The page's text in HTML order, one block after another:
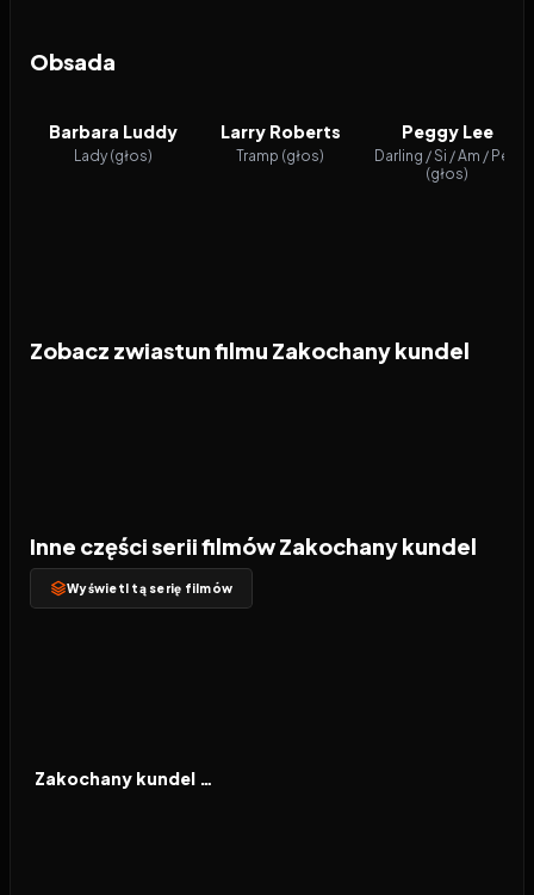
Obsada
Barbara Luddy
Lady (głos)
Larry Roberts
Tramp (głos)
Peggy Lee
Darling / Si / Am / Peg
(głos)
Zobacz zwiastun filmu Zakochany kundel
Inne części serii filmów Zakochany kundel
Wyświetl tą serię filmów
FILM Zakochany kundel II: Przygody Chapsa